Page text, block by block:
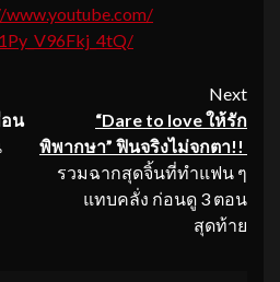
4tQ/
อน
Next
“Dare to loveให้รัก
พิพากษา” ฟินจริงไม่จกตา!!
รวมฉากสุดจิ้นที่ทำแฟน ๆ
แทบคลั่ง ก่อนดู 3 ตอน
สุดท้าย